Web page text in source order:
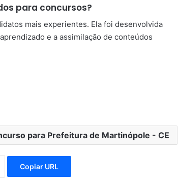
para concursos?
mais experientes. Ela foi desenvolvida
e a assimilação de conteúdos
para Prefeitura de Martinópole - CE
Copiar URL